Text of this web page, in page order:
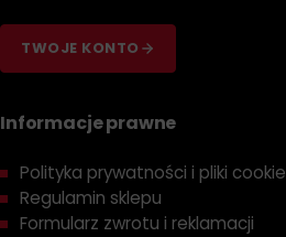
TWOJE KONTO
Informacje prawne
Polityka prywatności i pliki cookie
Regulamin sklepu
Formularz zwrotu i reklamacji